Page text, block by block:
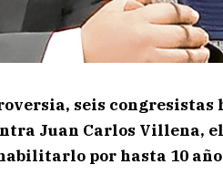
seis congresistas
Juan Carlos Villena, el
por hasta 10